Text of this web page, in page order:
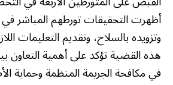
أظهرت التحقيقات تورطهم المباشر
وتزويده بالسلاح، وتقديم التعليمات
هذه القضية تؤكد على أهمية التعاون
في مكافحة الجريمة المنظمة وحماية